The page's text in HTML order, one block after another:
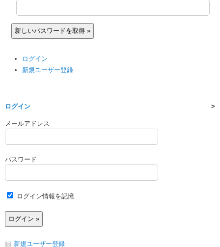
ログイン
新規ユーザー登録
ログイン
メールアドレス
パスワード
ログイン情報を記憶
新規ユーザー登録